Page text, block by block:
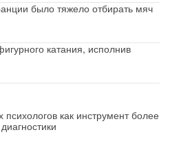
было тяжело отбирать мяч
катания, исполнив
как инструмент более